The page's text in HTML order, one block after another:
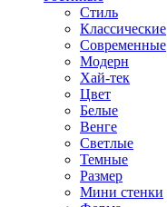
Стиль
Классические
Современные
Модерн
Хай-тек
Цвет
Белые
Венге
Светлые
Темные
Размер
Мини стенки